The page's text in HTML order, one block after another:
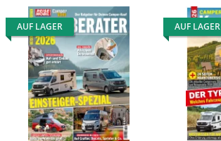
AUF LAGER AUF LAGER